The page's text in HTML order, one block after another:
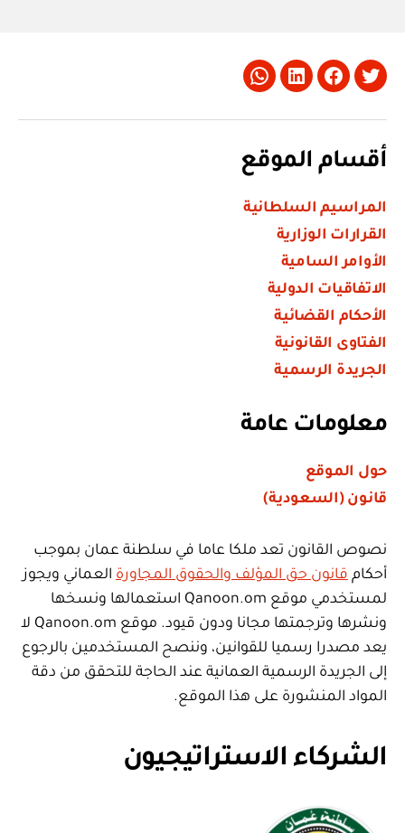
Twitter
Facebook
LinkedIn
Whatsapp
أقسام الموقع
المراسيم السلطانية
القرارات الوزارية
الأوامر السامية
الاتفاقيات الدولية
الأحكام القضائية
الفتاوى القانونية
الجريدة الرسمية
معلومات عامة
حول الموقع
قانون (السعودية)
نصوص القانون تعد ملكا عاما في سلطنة عمان بموجب
أحكام قانون حق المؤلف والحقوق المجاورة العماني ويجوز
لمستخدمي موقع Qanoon.om استعمالها ونسخها
ونشرها وترجمتها مجانا ودون قيود. موقع Qanoon.om لا
يعد مصدرا رسميا للقوانين، وننصح المستخدمين بالرجوع
إلى الجريدة الرسمية العمانية عند الحاجة للتحقق من دقة
المواد المنشورة على هذا الموقع.
الشركاء الاستراتيجيون